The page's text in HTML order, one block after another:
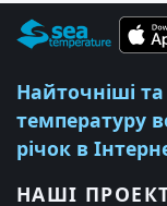
Найточніші
температуру
річок в
НАШІ